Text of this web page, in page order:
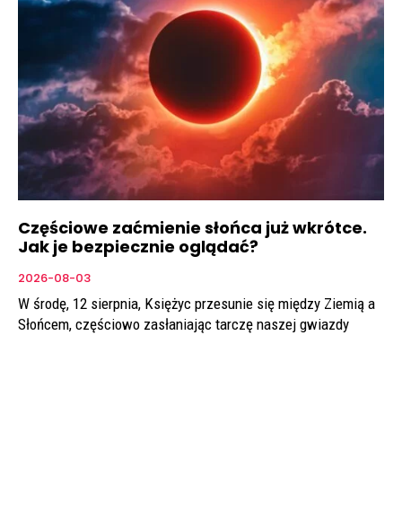
Częściowe zaćmienie słońca już wkrótce.
Jak je bezpiecznie oglądać?
2026-08-03
W środę, 12 sierpnia, Księżyc przesunie się między Ziemią a
Słońcem, częściowo zasłaniając tarczę naszej gwiazdy